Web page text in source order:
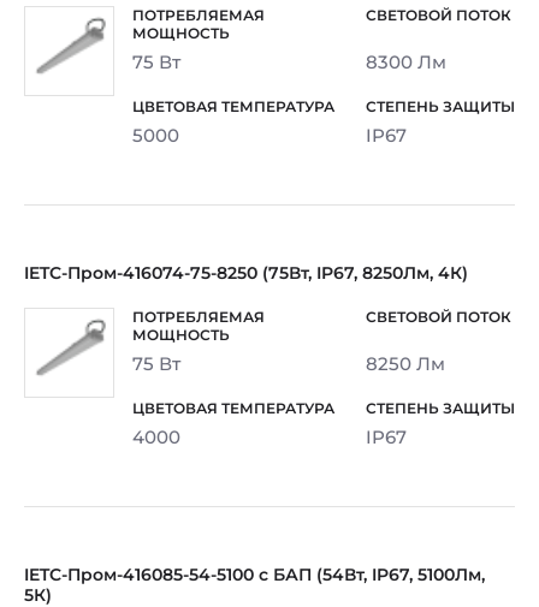
75 Вт 8300 Лм
5000 IP67
IETC-Пром-416074-75-8250 (75Вт, IP67, 8250Лм, 4К)
75 Вт 8250 Лм
4000 IP67
IETC-Пром-416085-54-5100 с БАП (54Вт, IP67, 5100Лм,
5К)